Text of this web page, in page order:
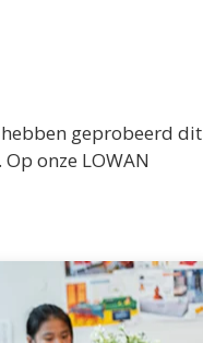
geprobeerd dit
onze LOWAN